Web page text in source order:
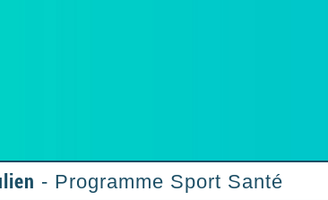
- Programme Sport Santé